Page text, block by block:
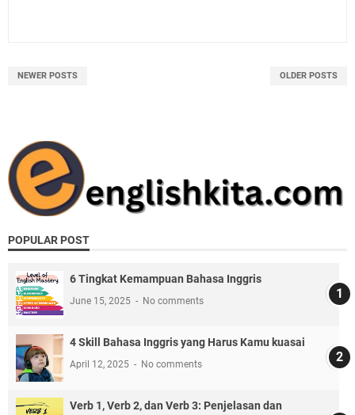
NEWER POSTS OLDER POSTS
POPULAR POST
6 Tingkat Kemampuan Bahasa Inggris
June 15, 2025 No comments
4 Skill Bahasa Inggris yang Harus Kamu kuasai
April 12, 2025 No comments
Verb 1, Verb 2, dan Verb 3: Penjelasan dan